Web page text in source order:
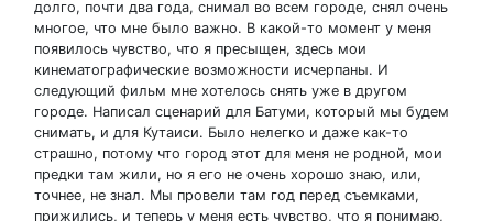
долго, почти два года, снимал во всем городе, снял очень
многое, что мне было важно. В какой-то момент у меня
появилось чувство, что я пресыщен, здесь мои
кинематографические возможности исчерпаны. И
следующий фильм мне хотелось снять уже в другом
городе. Написал сценарий для Батуми, который мы будем
снимать, и для Кутаиси. Было нелегко и даже как-то
страшно, потому что город этот для меня не родной, мои
предки там жили, но я его не очень хорошо знаю, или,
точнее, не знал. Мы провели там год перед съемками,
прижились, и теперь у меня есть чувство, что я понимаю,